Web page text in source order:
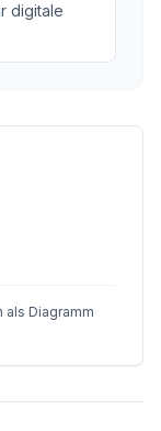
digitale
als Diagramm